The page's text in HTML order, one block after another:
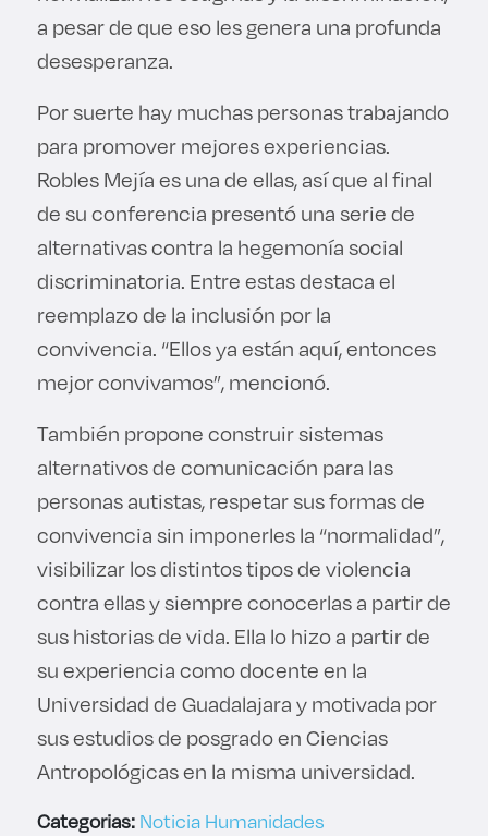
a pesar de que eso les genera una profunda
desesperanza.
Por suerte hay muchas personas trabajando
para promover mejores experiencias.
Robles Mejía es una de ellas, así que al final
de su conferencia presentó una serie de
alternativas contra la hegemonía social
discriminatoria. Entre estas destaca el
reemplazo de la inclusión por la
convivencia. “Ellos ya están aquí, entonces
mejor convivamos”, mencionó.
También propone construir sistemas
alternativos de comunicación para las
personas autistas, respetar sus formas de
convivencia sin imponerles la “normalidad”,
visibilizar los distintos tipos de violencia
contra ellas y siempre conocerlas a partir de
sus historias de vida. Ella lo hizo a partir de
su experiencia como docente en la
Universidad de Guadalajara y motivada por
sus estudios de posgrado en Ciencias
Antropológicas en la misma universidad.
Categorias:Noticia Humanidades